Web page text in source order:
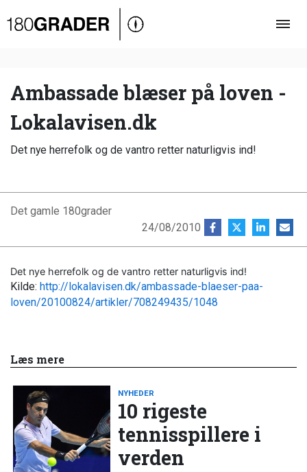
Oversigt
Debat
Video
Podcast
Ambassade blæser på loven -
Lokalavisen.dk
Det nye herrefolk og de vantro retter naturligvis ind!
Det gamle 180grader
24/08/2010
Det nye herrefolk og de vantro retter naturligvis ind!
Kilde: http://lokalavisen.dk/ambassade-blaeser-paa-
loven/20100824/artikler/708249435/1048
Læs mere
NYHEDER
10 rigeste
tennisspillere i
verden